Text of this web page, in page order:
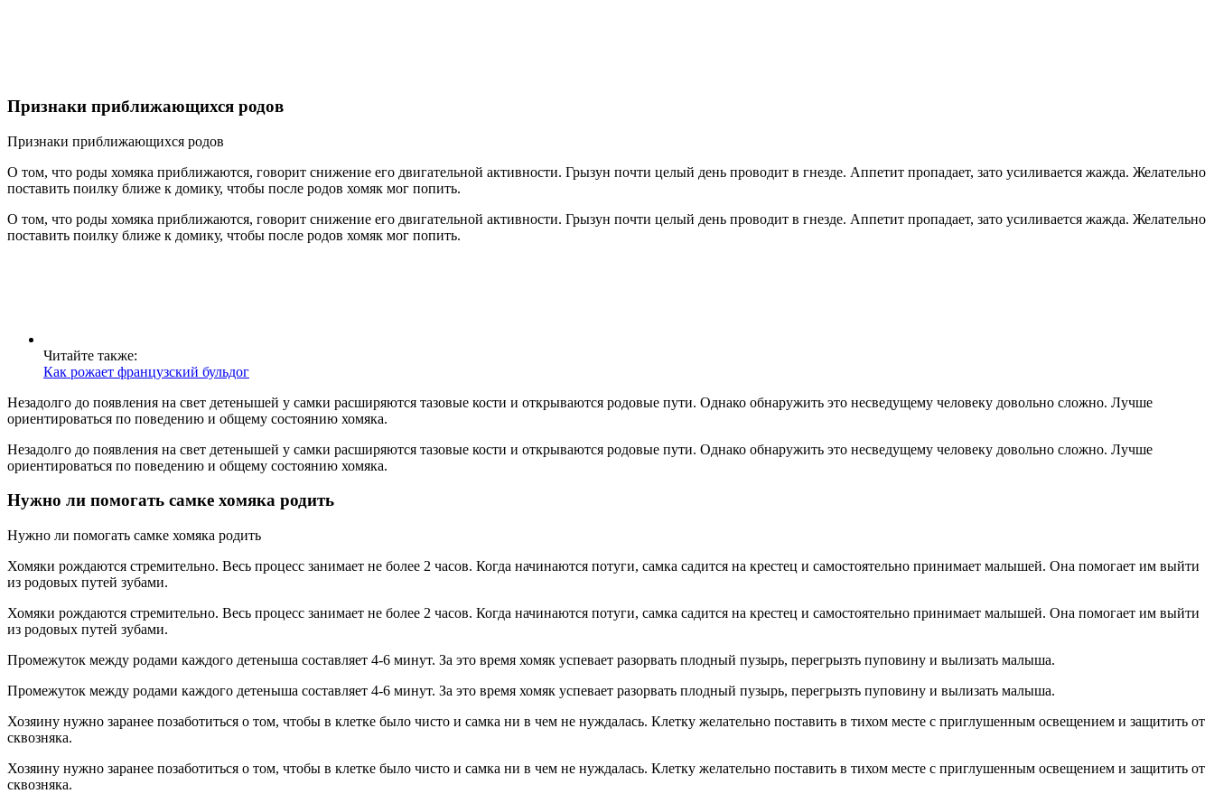
Признаки приближающихся родов
Признаки приближающихся родов
О том, что роды хомяка приближаются, говорит снижение его двигательной активности. Грызун почти целый день проводит в гнезде. Аппетит пропадает, зато усиливается жажда. Желательно
поставить поилку ближе к домику, чтобы после родов хомяк мог попить.
О том, что роды хомяка приближаются, говорит снижение его двигательной активности. Грызун почти целый день проводит в гнезде. Аппетит пропадает, зато усиливается жажда. Желательно
поставить поилку ближе к домику, чтобы после родов хомяк мог попить.
Читайте также:
Как рожает французский бульдог
Незадолго до появления на свет детенышей у самки расширяются тазовые кости и открываются родовые пути. Однако обнаружить это несведущему человеку довольно сложно. Лучше
ориентироваться по поведению и общему состоянию хомяка.
Незадолго до появления на свет детенышей у самки расширяются тазовые кости и открываются родовые пути. Однако обнаружить это несведущему человеку довольно сложно. Лучше
ориентироваться по поведению и общему состоянию хомяка.
Нужно ли помогать самке хомяка родить
Нужно ли помогать самке хомяка родить
Хомяки рождаются стремительно. Весь процесс занимает не более 2 часов. Когда начинаются потуги, самка садится на крестец и самостоятельно принимает малышей. Она помогает им выйти
из родовых путей зубами.
Хомяки рождаются стремительно. Весь процесс занимает не более 2 часов. Когда начинаются потуги, самка садится на крестец и самостоятельно принимает малышей. Она помогает им выйти
из родовых путей зубами.
Промежуток между родами каждого детеныша составляет 4-6 минут. За это время хомяк успевает разорвать плодный пузырь, перегрызть пуповину и вылизать малыша.
Промежуток между родами каждого детеныша составляет 4-6 минут. За это время хомяк успевает разорвать плодный пузырь, перегрызть пуповину и вылизать малыша.
Хозяину нужно заранее позаботиться о том, чтобы в клетке было чисто и самка ни в чем не нуждалась. Клетку желательно поставить в тихом месте с приглушенным освещением и защитить от
сквозняка.
Хозяину нужно заранее позаботиться о том, чтобы в клетке было чисто и самка ни в чем не нуждалась. Клетку желательно поставить в тихом месте с приглушенным освещением и защитить от
сквозняка.